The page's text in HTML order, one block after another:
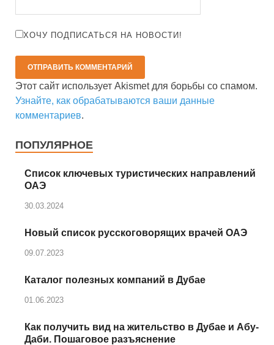
ХОЧУ ПОДПИСАТЬСЯ НА НОВОСТИ!
Этот сайт использует Akismet для борьбы со спамом.
Узнайте, как обрабатываются ваши данные
комментариев.
ПОПУЛЯРНОЕ
Список ключевых туристических направлений
ОАЭ
30.03.2024
Новый список русскоговорящих врачей ОАЭ
09.07.2023
Каталог полезных компаний в Дубае
01.06.2023
Как получить вид на жительство в Дубае и Абу-
Даби. Пошаговое разъяснение